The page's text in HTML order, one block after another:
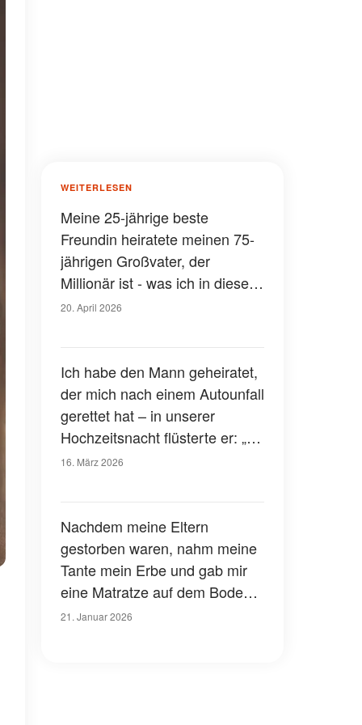
WEITERLESEN
Meine 25-jährige beste
Freundin heiratete meinen 75-
jährigen Großvater, der
Millionär ist - was ich in dieser
Nacht in ihrem Auto fand,
20. April 2026
Ich habe den Mann geheiratet,
der mich nach einem Autounfall
gerettet hat – in unserer
Hochzeitsnacht flüsterte er: „Es
ist Zeit, dass du die Wahrheit
16. März 2026
Nachdem meine Eltern
gestorben waren, nahm meine
Tante mein Erbe und gab mir
eine Matratze auf dem Boden -
Jahre später klopfte sie an
21. Januar 2026